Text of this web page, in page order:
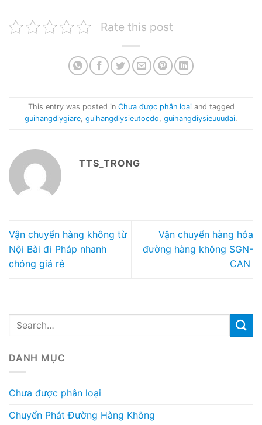
Rate this post
This entry was posted in Chưa được phân loạiand tagged
guihangdiygiare, guihangdiysieutocdo, guihangdiysieuuudai.
TTS_TRONG
Vận chuyển hàng không từ
Nội Bài đi Pháp nhanh
chóng giá rẻ
Vận chuyển hàng hóa
đường hàng không SGN-
CAN
DANH MỤC
Chưa được phân loại
Chuyển Phát Đường Hàng Không